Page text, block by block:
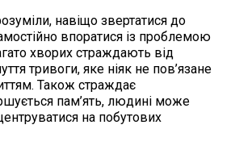
навіщо звертатися до
впоратися із проблемою
хворих страждають від
тривоги, яке ніяк не пов’язане
Також страждає
пам’ять, людині може
на побутових